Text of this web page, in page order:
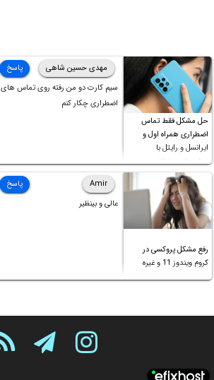
حل مشکل فقط تماس
اضطراری همراه اول و
ایرانسل و رایتل با
روش‌های مختلف
مهدی حسین شاهی
سیم کارت دو من رفته روی تماس های
اضطراری چکار کنم
پاسخ
رفع مشکل پروکسی در
کروم ویندوز 11 و غیره
Amir
عالی و بینظیر
پاسخ